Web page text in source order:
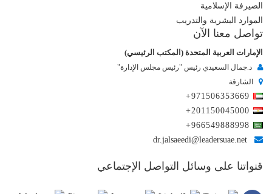
الصيرفة الإسلامية
الموارد البشرية والتدريب
تواصل معنا الآن
الإمارات العربية المتحدة (المكتب الرئيسي)
د.جمال السعيدي رئيس "رئيس مجلس الإدارة"
الشارقة
+971506353669
+201150045000
+966549888998
dr.jalsaeedi@leadersuae.net
قنواتنا على وسائل التواصل الإجتماعي